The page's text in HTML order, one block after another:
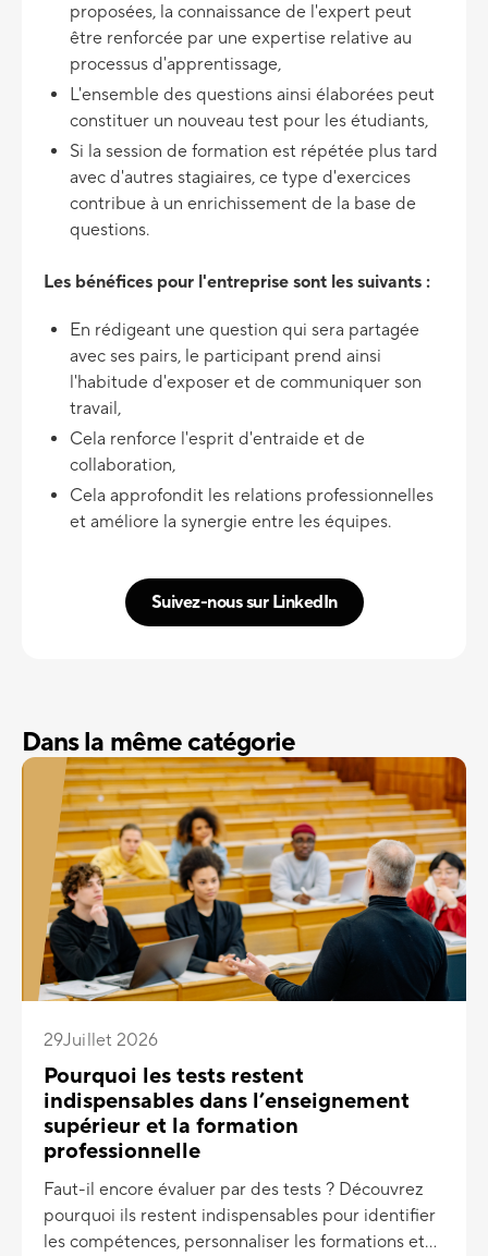
proposées, la connaissance de l'expert peut
être renforcée par une expertise relative au
processus d'apprentissage,
L'ensemble des questions ainsi élaborées peut
constituer un nouveau test pour les étudiants,
Si la session de formation est répétée plus tard
avec d'autres stagiaires, ce type d'exercices
contribue à un enrichissement de la base de
questions.
Les bénéfices pour l'entreprise sont les suivants :
En rédigeant une question qui sera partagée
avec ses pairs, le participant prend ainsi
l'habitude d'exposer et de communiquer son
travail,
Cela renforce l'esprit d'entraide et de
collaboration,
Cela approfondit les relations professionnelles
et améliore la synergie entre les équipes.
Suivez-nous sur LinkedIn
Dans la même catégorie
29Juillet 2026
Pourquoi les tests restent
indispensables dans l’enseignement
supérieur et la formation
professionnelle
Faut-il encore évaluer par des tests ? Découvrez
pourquoi ils restent indispensables pour identifier
les compétences, personnaliser les formations et